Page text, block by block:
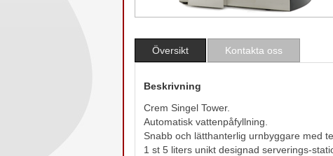
Översikt Kontakta oss
Beskrivning
Crem Singel Tower.
Automatisk vattenpåfyllning.
Snabb och lätthanterlig urnbyggare med
1 st 5 liters unikt designad serverings-